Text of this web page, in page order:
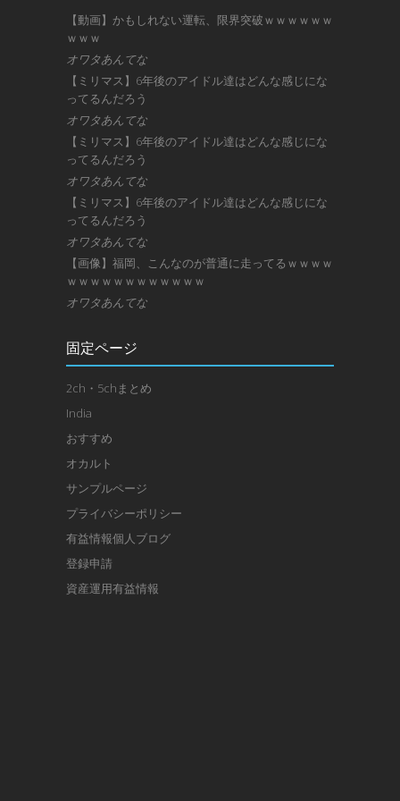
【動画】かもしれない運転、限界突破ｗｗｗｗｗｗ
ｗｗｗ
オワタあんてな
【ミリマス】6年後のアイドル達はどんな感じにな
ってるんだろう
オワタあんてな
【ミリマス】6年後のアイドル達はどんな感じにな
ってるんだろう
オワタあんてな
【ミリマス】6年後のアイドル達はどんな感じにな
ってるんだろう
オワタあんてな
【画像】福岡、こんなのが普通に走ってるｗｗｗｗ
ｗｗｗｗｗｗｗｗｗｗｗｗ
オワタあんてな
固定ページ
2ch・5chまとめ
India
おすすめ
オカルト
サンプルページ
プライバシーポリシー
有益情報個人ブログ
登録申請
資産運用有益情報